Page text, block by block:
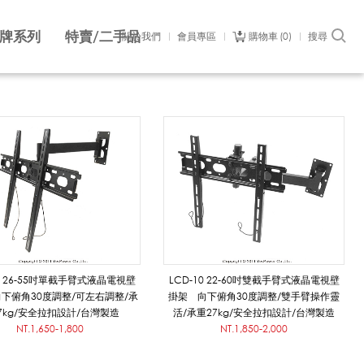
關於我們 會員專區 購物車 0 搜尋
系列 特賣/二手品
55吋單截手臂式液晶電視壁
俯角30度調整/可左右調整/承
安全拉扣設計/台灣製造
NT.1,650-1,800
LCD-10 22-60吋雙截手臂式液晶電視壁
掛架 向下俯角30度調整/雙手臂操作靈
活/承重27kg/安全拉扣設計/台灣製造
NT.1,850-2,000